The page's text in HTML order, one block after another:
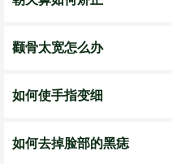
颧骨太宽怎么办
如何使手指变细
如何去掉脸部的黑痣